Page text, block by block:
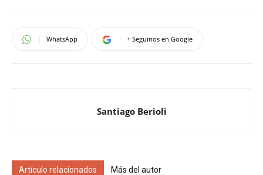
WhatsApp + Seguinos en Google
Santiago Berioli
Artículo relacionados Más del autor